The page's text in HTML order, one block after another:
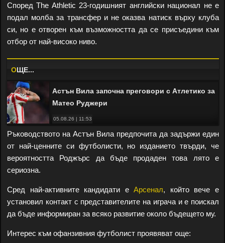
Според The Athletic 23-годишният английски национал не е
подал молба за трансфер и не оказва натиск върху клуба
си, но е отворен към възможността да се присъедини към
отбор от най-високо ниво.
OЩЕ...
05.08.26 | 11:53
Астън Вила започна преговори с Атлетико за
Матео Руджери
Ръководството на Астън Вила предпочита да задържи един
от най-ценните си футболисти, но изданието твърди, че
вероятността Роджърс да бъде продаден това лято е
сериозна.
Сред най-активните кандидати еАрсенал, който вече е
установил контакт с представителите на играча и е поискал
да бъде информиран за всяко развитие около бъдещето му.
Интерес към офанзивния футболист проявяват още: